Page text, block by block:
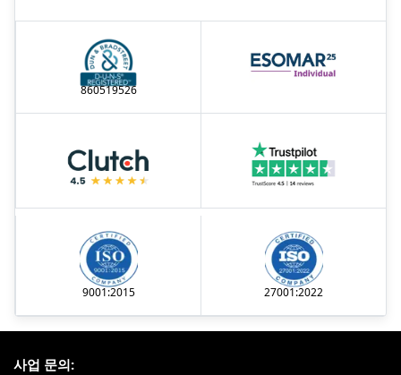
860519526
9001:2015 27001:2022
사업 문의: